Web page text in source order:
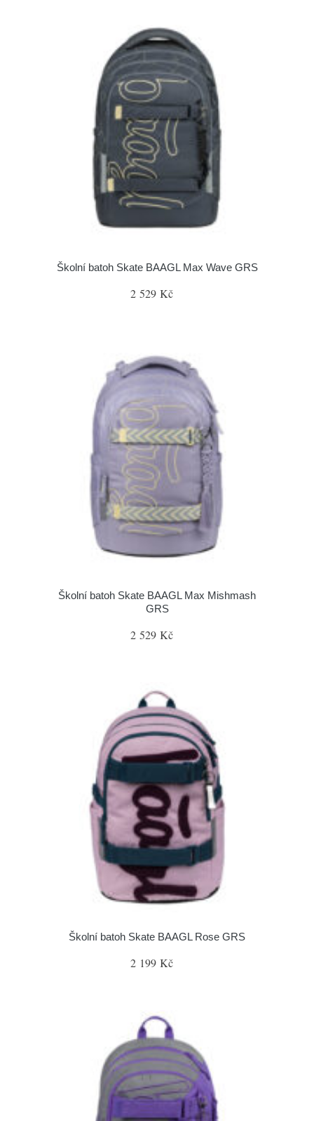
Školní batoh Skate BAAGL Max Wave GRS
2 529 Kč
Školní batoh Skate BAAGL Max Mishmash
GRS
2 529 Kč
Školní batoh Skate BAAGL Rose GRS
2 199 Kč